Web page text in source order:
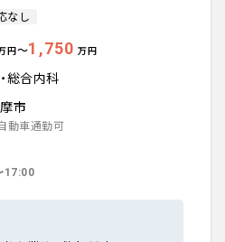
なし
円〜1,750 万円
総合内科
市
動車通勤可
17:00